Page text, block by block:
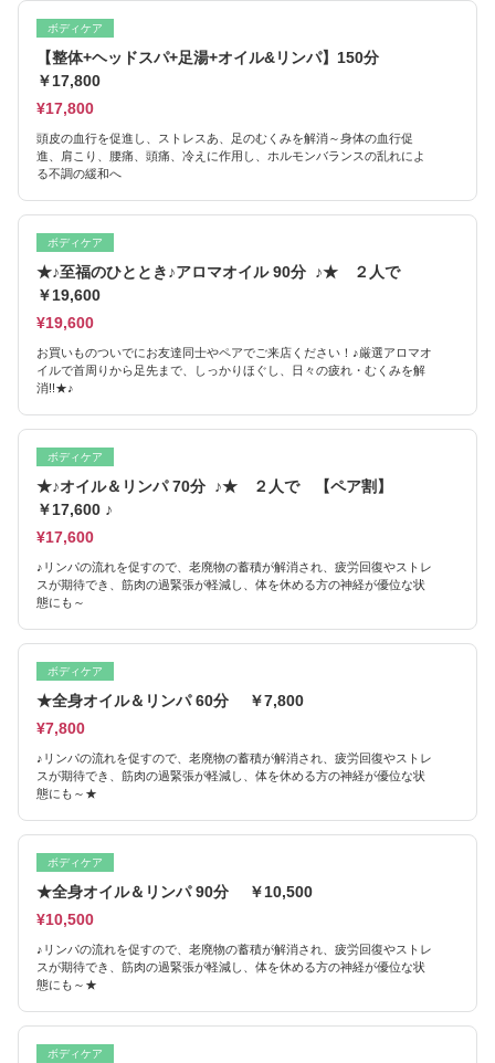
ボディケア
【整体+ヘッドスパ+足湯+オイル&リンパ】150分
￥17,800
¥17,800
頭皮の血行を促進し、ストレスあ、足のむくみを解消～身体の血行促
進、肩こり、腰痛、頭痛、冷えに作用し、ホルモンバランスの乱れによ
る不調の緩和へ
ボディケア
★♪至福のひととき♪アロマオイル 90分 ♪★ ２人で
￥19,600
¥19,600
お買いものついでにお友達同士やペアでご来店ください！♪厳選アロマオ
イルで首周りから足先まで、しっかりほぐし、日々の疲れ・むくみを解
消!!★♪
ボディケア
★♪オイル＆リンパ 70分 ♪★ ２人で 【ペア割】
￥17,600 ♪
¥17,600
♪リンパの流れを促すので、老廃物の蓄積が解消され、疲労回復やストレ
スが期待でき、筋肉の過緊張が軽減し、体を休める方の神経が優位な状
態にも～
ボディケア
★全身オイル＆リンパ 60分 ￥7,800
¥7,800
♪リンパの流れを促すので、老廃物の蓄積が解消され、疲労回復やストレ
スが期待でき、筋肉の過緊張が軽減し、体を休める方の神経が優位な状
態にも～★
ボディケア
★全身オイル＆リンパ 90分 ￥10,500
¥10,500
♪リンパの流れを促すので、老廃物の蓄積が解消され、疲労回復やストレ
スが期待でき、筋肉の過緊張が軽減し、体を休める方の神経が優位な状
態にも～★
ボディケア